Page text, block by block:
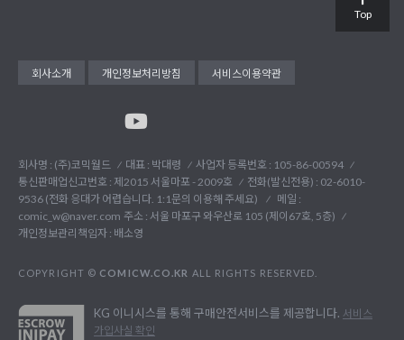
회사소개 개인정보처리방침 서비스이용약관
회사명 : (주)코믹월드 대표 : 박대령
사업자 등록번호 : 105-86-00594
통신판매업신고번호 : 제2015 서울마포 - 2009호
전화(발신전용) : 02-6010-
9536 (전화 응대가 어렵습니다. 1:1문의 이용해 주세요)
메일 :
comic_w@naver.com 주소 : 서울 마포구 와우산로 105 (제이67호, 5층)
개인정보관리책임자 : 배소영
COPYRIGHT © COMICW.CO.KR ALL RIGHTS RESERVED.
KG 이니시스를 통해 구매안전서비스를 제공합니다. 서비스
가입사실 확인
Top